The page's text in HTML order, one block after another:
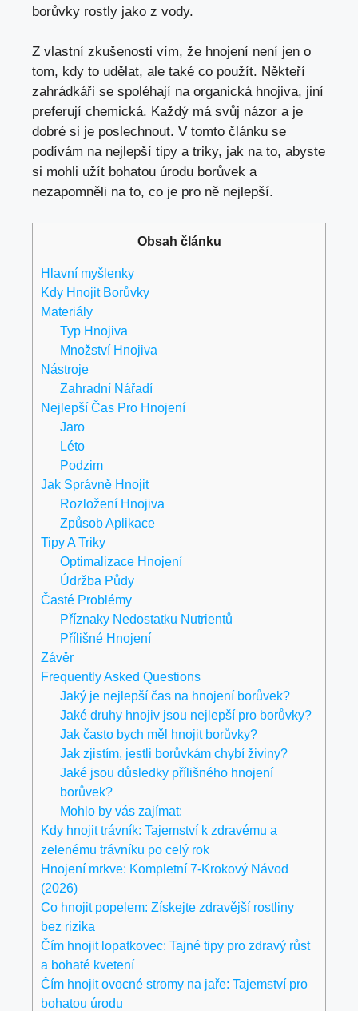
borůvky rostly jako z vody.
Z vlastní zkušenosti vím, že hnojení není jen o
tom, kdy to udělat, ale také co použít. Někteří
zahrádkáři se spoléhají na organická hnojiva, jiní
preferují chemická. Každý má svůj názor a je
dobré si je poslechnout. V tomto článku se
podívám na nejlepší tipy a triky, jak na to, abyste
si mohli užít bohatou úrodu borůvek a
nezapomněli na to, co je pro ně nejlepší.
Obsah článku
Hlavní myšlenky
Kdy Hnojit Borůvky
Materiály
Typ Hnojiva
Množství Hnojiva
Nástroje
Zahradní Nářadí
Nejlepší Čas Pro Hnojení
Jaro
Léto
Podzim
Jak Správně Hnojit
Rozložení Hnojiva
Způsob Aplikace
Tipy A Triky
Optimalizace Hnojení
Údržba Půdy
Časté Problémy
Příznaky Nedostatku Nutrientů
Přílišné Hnojení
Závěr
Frequently Asked Questions
Jaký je nejlepší čas na hnojení borůvek?
Jaké druhy hnojiv jsou nejlepší pro borůvky?
Jak často bych měl hnojit borůvky?
Jak zjistím, jestli borůvkám chybí živiny?
Jaké jsou důsledky přílišného hnojení
borůvek?
Mohlo by vás zajímat:
Kdy hnojit trávník: Tajemství k zdravému a
zelenému trávníku po celý rok
Hnojení mrkve: Kompletní 7-Krokový Návod
(2026)
Co hnojit popelem: Získejte zdravější rostliny
bez rizika
Čím hnojit lopatkovec: Tajné tipy pro zdravý růst
a bohaté kvetení
Čím hnojit ovocné stromy na jaře: Tajemství pro
bohatou úrodu